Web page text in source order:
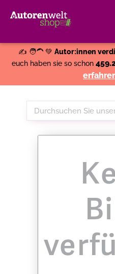
✍️ 🧑‍🦱 💚 Autor:innen
euch haben sie so schon
Durchsuchen
Sie